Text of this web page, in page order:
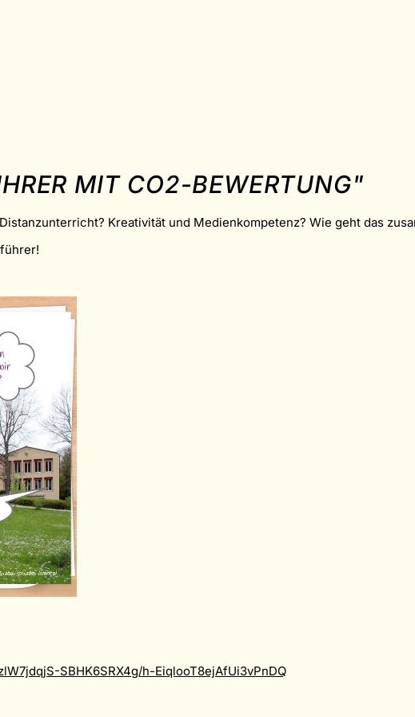
MIT CO2-BEWERTUNG"
Kreativität und Medienkompetenz? Wie geht das
SBHK6SRX4g/h-EiqlooT8ejAfUi3vPnDQ